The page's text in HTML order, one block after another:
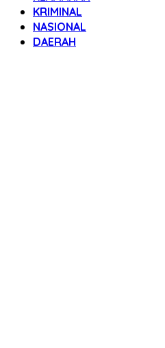
KRIMINAL
NASIONAL
DAERAH